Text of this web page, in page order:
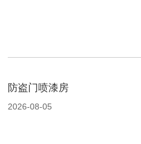
防盗门喷漆房
2026-08-05